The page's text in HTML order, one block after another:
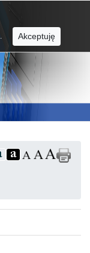
Akceptuję